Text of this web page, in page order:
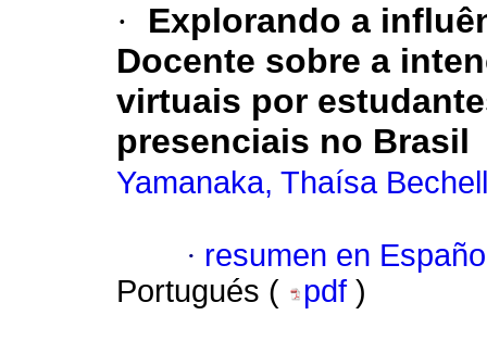
·
Explorando a
Docente sobre a
virtuais por
presenciais no Brasil
Yamanaka, Thaísa
· resumen en
Portugués (
pdf )